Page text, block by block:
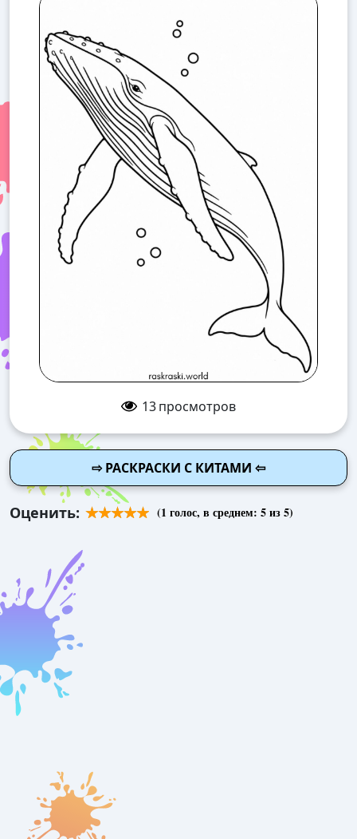
13просмотров
⇨ РАСКРАСКИ С КИТАМИ ⇦
Оценить: (1 голос, в среднем: 5из 5)